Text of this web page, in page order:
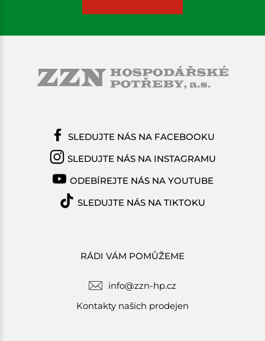
RÁDI VÁM POMŮŽEME
info@zzn-hp.cz
Kontakty našich prodejen
SLEDUJTE NÁS NA FACEBOOKU
SLEDUJTE NÁS NA INSTAGRAMU
ODEBÍREJTE NÁS NA YOUTUBE
SLEDUJTE NÁS NA TIKTOKU